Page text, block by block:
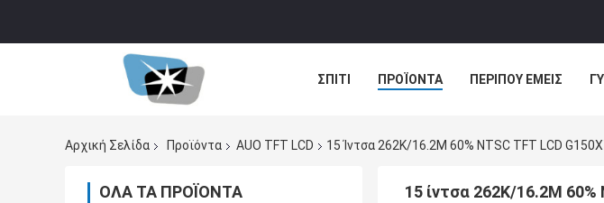
ΣΠΊΤΙ ΠΡΟΪΌΝΤΑ ΠΕΡΊΠΟΥ ΕΜΕΊΣ
Αρχική Σελίδα
Προϊόντα AUO TFT LCD 15 Ίντσα 262K/16.2M 60% NTSC TFT LCD
ΌΛΑ ΤΑ ΠΡΟΪΌΝΤΑ 15 ίντσα 262K/16.2M